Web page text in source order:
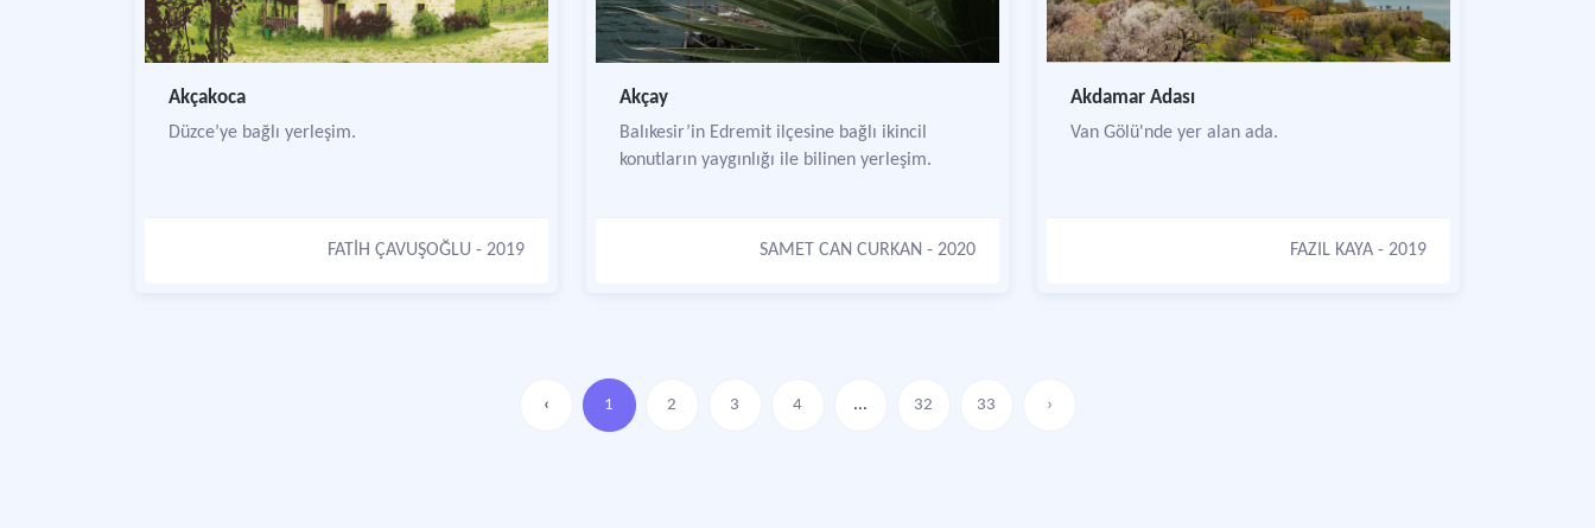
Akçakoca
Düzce’ye bağlı yerleşim.
FATİH ÇAVUŞOĞLU - 2019
Akçay
Balıkesir’in Edremit ilçesine bağlı ikincil
konutların yaygınlığı ile bilinen yerleşim.
SAMET CAN CURKAN - 2020
Akdamar Adası
Van Gölü'nde yer alan ada.
FAZIL KAYA - 2019
‹ 1 2 3 4 ... 32 33 ›